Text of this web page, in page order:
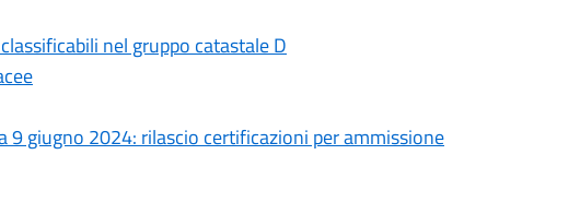
nel gruppo catastale D
giugno 2024: rilascio certificazioni per ammissione